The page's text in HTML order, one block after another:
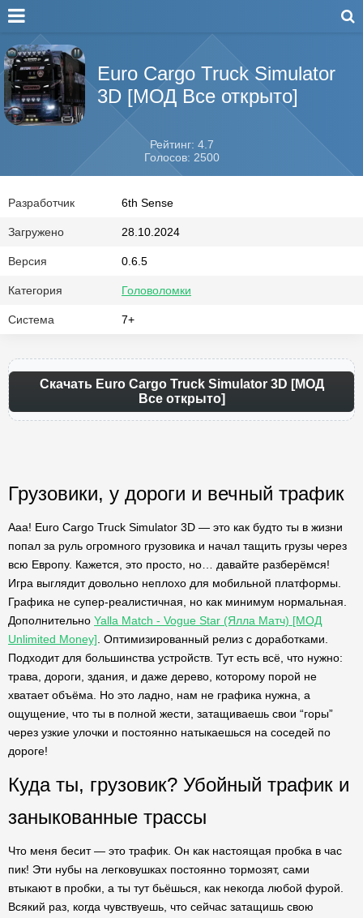
Euro Cargo Truck Simulator
3D [МОД Все открыто]
Рейтинг: 4.7
Голосов: 2500
Разработчик 6th Sense
Загружено 28.10.2024
Версия 0.6.5
Категория Головоломки
Система 7+
Скачать Euro Cargo Truck Simulator 3D [МОД
Все открыто]
Грузовики, у дороги и вечный трафик
Ааа! Euro Cargo Truck Simulator 3D — это как будто ты в жизни
попал за руль огромного грузовика и начал тащить грузы через
всю Европу. Кажется, это просто, но… давайте разберёмся!
Игра выглядит довольно неплохо для мобильной платформы.
Графика не супер-реалистичная, но как минимум нормальная.
Дополнительно Yalla Match - Vogue Star (Ялла Матч) [МОД
Unlimited Money] . Оптимизированный релиз с доработками.
Подходит для большинства устройств. Тут есть всё, что нужно:
трава, дороги, здания, и даже дерево, которому порой не
хватает объёма. Но это ладно, нам не графика нужна, а
ощущение, что ты в полной жести, затащиваешь свои “горы”
через узкие улочки и постоянно натыкаешься на соседей по
дороге!
Куда ты, грузовик? Убойный трафик и
заныкованные трассы
Что меня бесит — это трафик. Он как настоящая пробка в час
пик! Эти нубы на легковушках постоянно тормозят, сами
втыкают в пробки, а ты тут бьёшься, как некогда любой фурой.
Всякий раз, когда чувствуешь, что сейчас затащишь свою